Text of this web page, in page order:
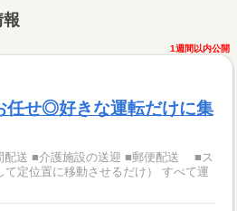
1週間以内公開
任せ◎好きな運転だけに集
配送 ■介護施設の送迎 ■郵便配送 ■ス
置に移動させるだけ） すべて運